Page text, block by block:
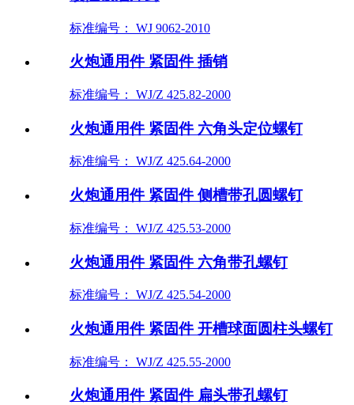
标准编号： WJ 9062-2010
火炮通用件 紧固件 插销
标准编号： WJ/Z 425.82-2000
火炮通用件 紧固件 六角头定位螺钉
标准编号： WJ/Z 425.64-2000
火炮通用件 紧固件 侧槽带孔圆螺钉
标准编号： WJ/Z 425.53-2000
火炮通用件 紧固件 六角带孔螺钉
标准编号： WJ/Z 425.54-2000
火炮通用件 紧固件 开槽球面圆柱头螺钉
标准编号： WJ/Z 425.55-2000
火炮通用件 紧固件 扁头带孔螺钉